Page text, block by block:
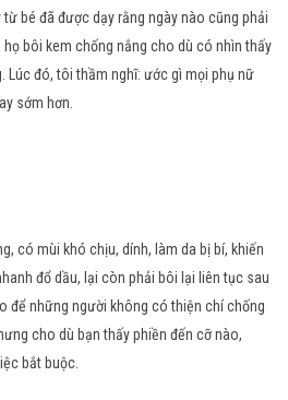
bé đã được dạy rằng ngày nào cũng phải
họ bôi kem chống nắng cho dù có nhìn thấy
Lúc đó, tôi thầm nghĩ: ước gì mọi phụ nữ
sớm hơn.
có mùi khó chịu, dính, làm da bị bí, khiến
đổ dầu, lại còn phải bôi lại liên tục sau
để những người không có thiện chí chống
cho dù bạn thấy phiền đến cỡ nào,
bắt buộc.